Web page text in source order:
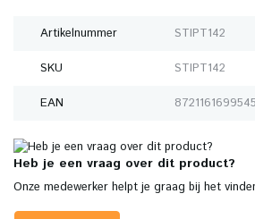
Artikelnummer STIPT142
SKU STIPT142
EAN 8721161699545
Heb je een vraag over dit product?
Onze medewerker helpt je graag bij het